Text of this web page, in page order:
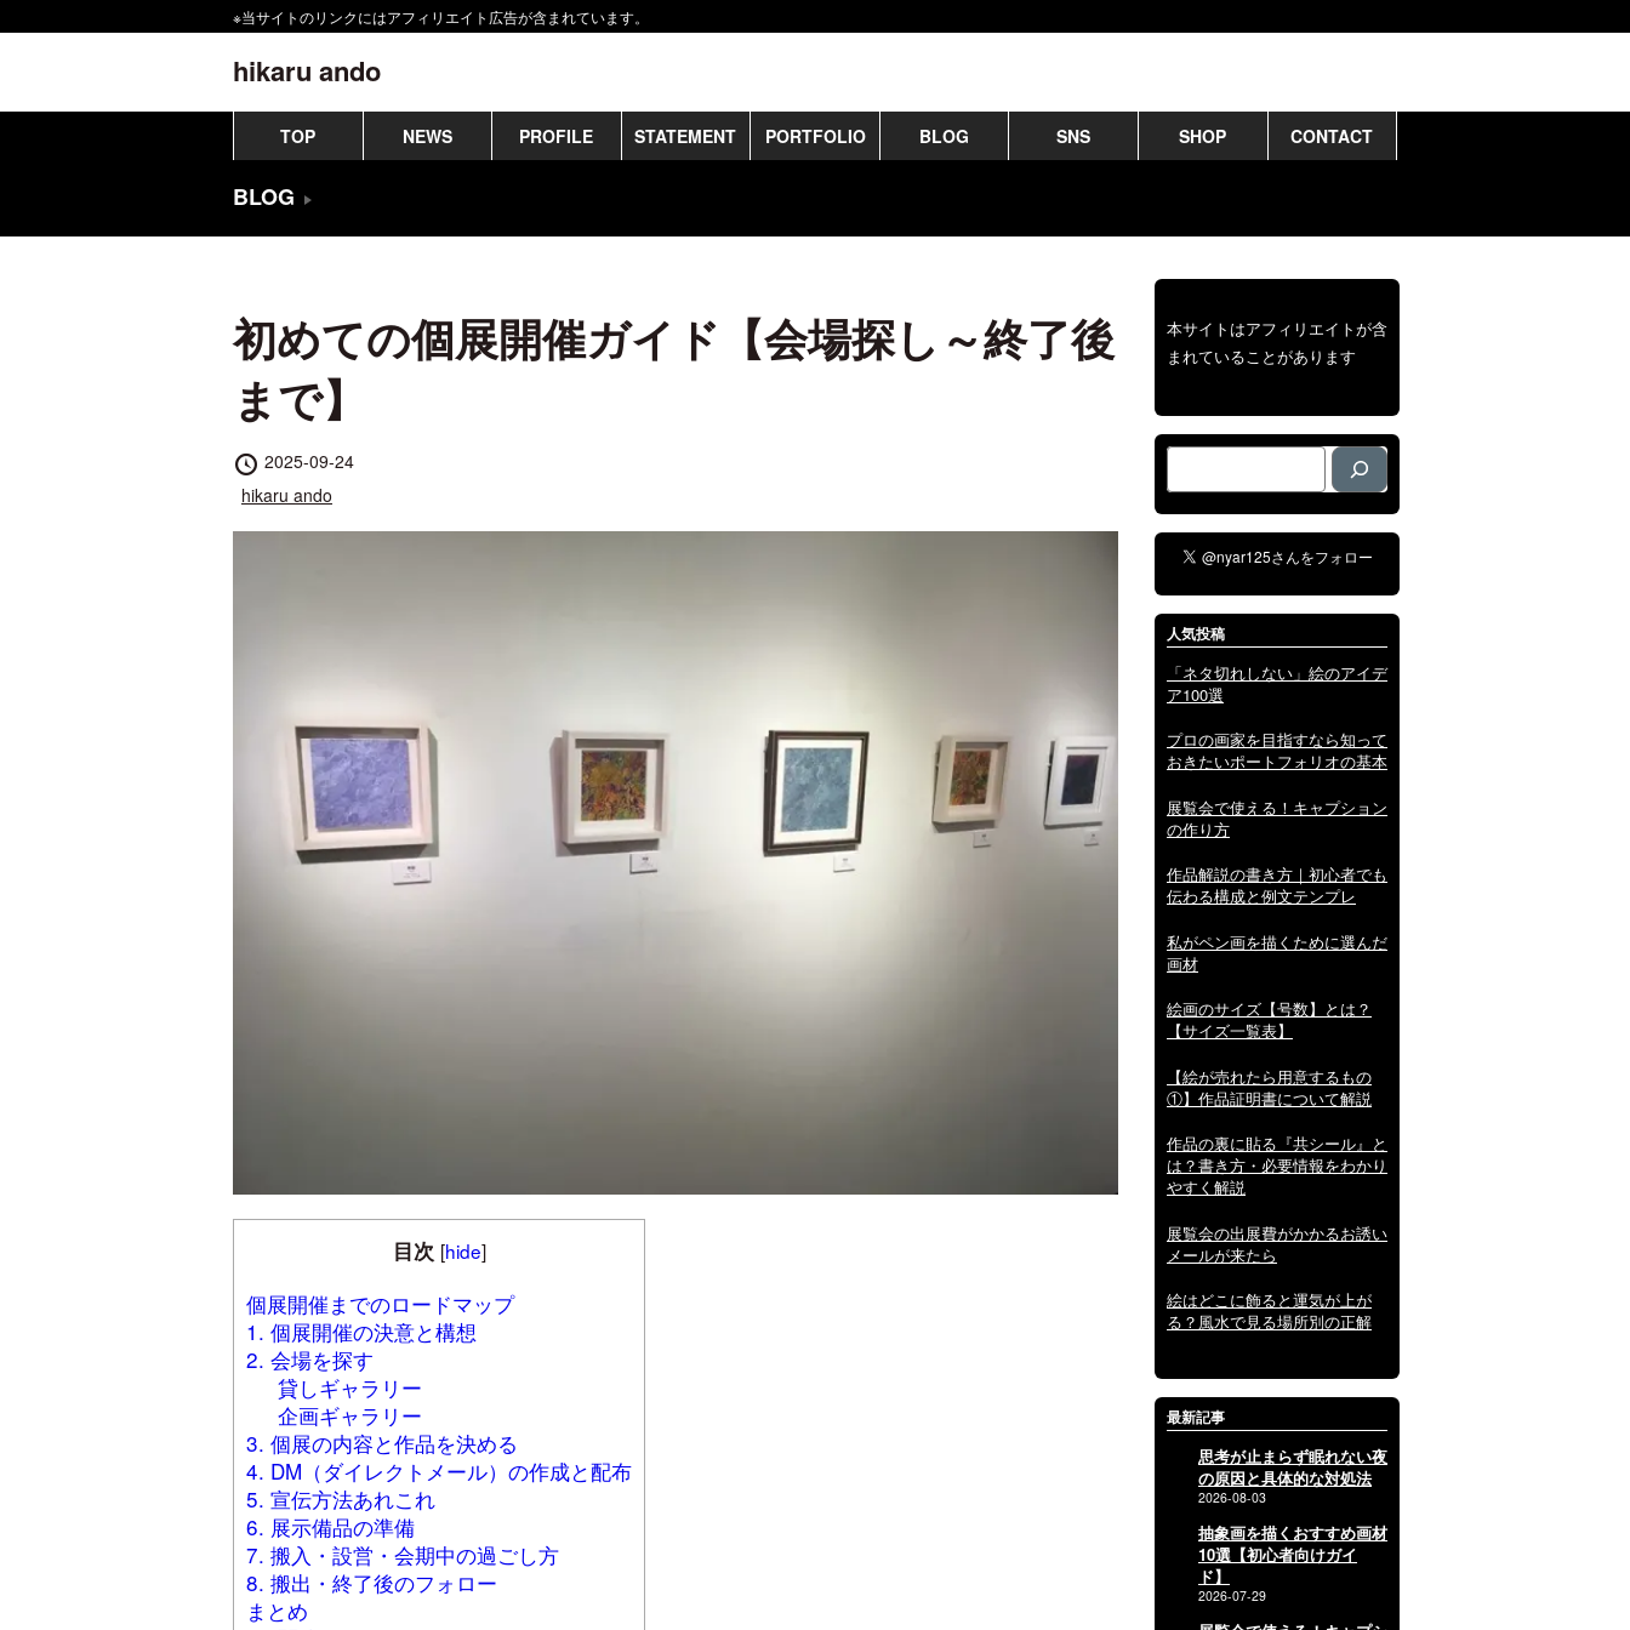
※当サイトのリンクにはアフィリエイト広告が含まれています。
hikaru ando
TOP NEWS PROFILE STATEMENT PORTFOLIO BLOG SNS SHOP CONTACT
BLOG
初めての個展開催ガイド【会場探し～終了後
まで】
投
日
2025-09-24
投
者
hikaru ando
目次 [hide]
個展開催までのロードマップ
1. 個展開催の決意と構想
2. 会場を探す
貸しギャラリー
企画ギャラリー
3. 個展の内容と作品を決める
4. DM（ダイレクトメール）の作成と配布
5. 宣伝方法あれこれ
6. 展示備品の準備
7. 搬入・設営・会期中の過ごし方
8. 搬出・終了後のフォロー
まとめ
本サイトはアフィリエイトが含
まれていることがあります
検
人気投稿
「ネタ切れしない」絵のアイデ
ア100選
プロの画家を目指すなら知って
おきたいポートフォリオの基本
展覧会で使える！キャプション
の作り方
作品解説の書き方｜初心者でも
伝わる構成と例文テンプレ
私がペン画を描くために選んだ
画材
絵画のサイズ【号数】とは？
【サイズ一覧表】
【絵が売れたら用意するもの
①】作品証明書について解説
作品の裏に貼る『共シール』と
は？書き方・必要情報をわかり
やすく解説
展覧会の出展費がかかるお誘い
メールが来たら
絵はどこに飾ると運気が上が
る？風水で見る場所別の正解
最新記事
思考が止まらず眠れない夜
の原因と具体的な対処法
2026-08-03
抽象画を描くおすすめ画材
10選【初心者向けガイ
ド】
2026-07-29